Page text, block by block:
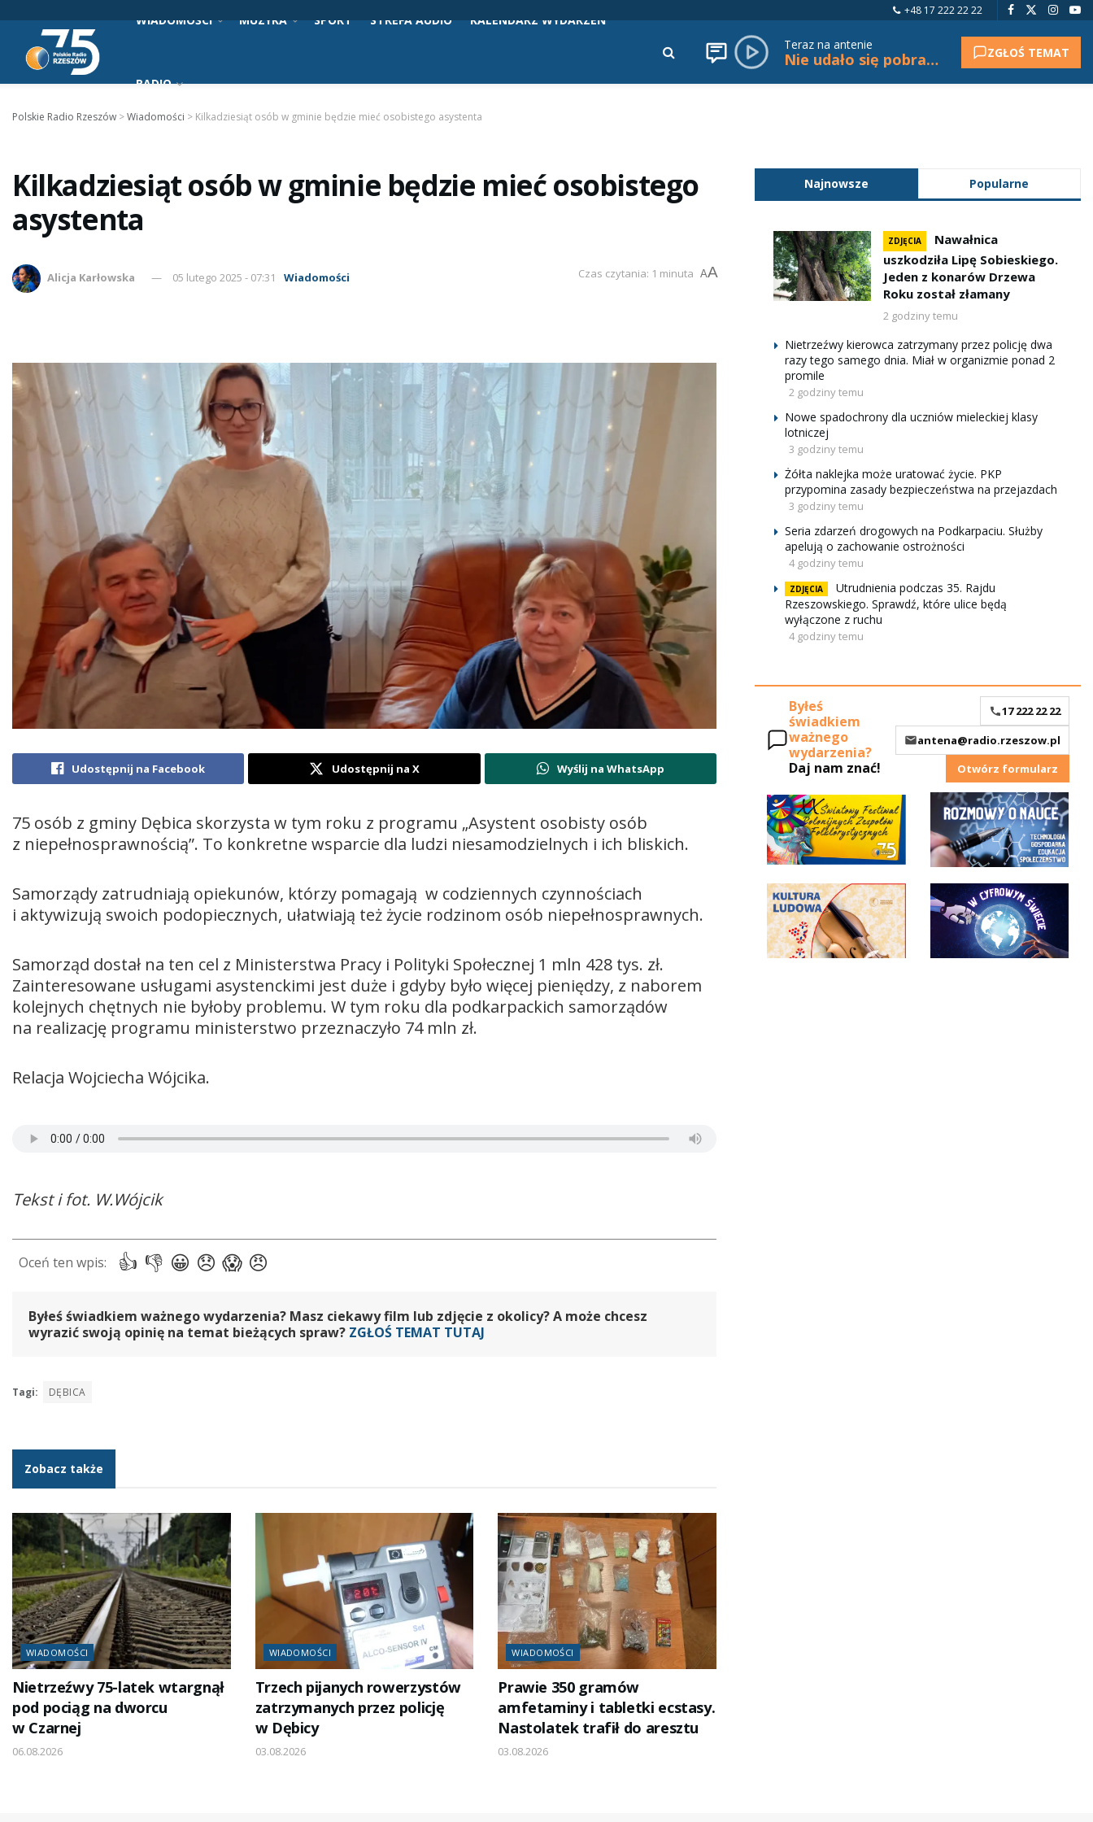
+48 17 222 22 22
WIADOMOŚCI MUZYKA SPORT STREFA AUDIO KALENDARZ WYDARZEŃ
RADIO
Teraz na antenie
Nie udało się pobrać tytułu. ZGŁOŚ TEMAT
Polskie Radio Rzeszów >Wiadomości > Kilkadziesiąt osób w gminie będzie mieć osobistego asystenta
Kilkadziesiąt osób w gminie będzie mieć osobistego
asystenta
Alicja Karłowska 05 lutego 2025 - 07:31 Wiadomości Czas czytania: 1 minuta AA
Udostępnij na Facebook Udostępnij na X Wyślij na WhatsApp
75 osób z gminy Dębica skorzysta w tym roku z programu „Asystent osobisty osób
z niepełnosprawnością”. To konkretne wsparcie dla ludzi niesamodzielnych i ich bliskich.
Samorządy zatrudniają opiekunów, którzy pomagają w codziennych czynnościach
i aktywizują swoich podopiecznych, ułatwiają też życie rodzinom osób niepełnosprawnych.
Samorząd dostał na ten cel z Ministerstwa Pracy i Polityki Społecznej 1 mln 428 tys. zł.
Zainteresowane usługami asystenckimi jest duże i gdyby było więcej pieniędzy, z naborem
kolejnych chętnych nie byłoby problemu. W tym roku dla podkarpackich samorządów
na realizację programu ministerstwo przeznaczyło 74 mln zł.
Relacja Wojciecha Wójcika.
Tekst i fot. W.Wójcik
Byłeś świadkiem ważnego wydarzenia? Masz ciekawy film lub zdjęcie z okolicy? A może chcesz
wyrazić swoją opinię na temat bieżących spraw? ZGŁOŚ TEMAT TUTAJ
Tagi: DĘBICA
Zobacz także
WIADOMOŚCI
Nietrzeźwy 75-latek wtargnął
pod pociąg na dworcu
w Czarnej
06.08.2026
WIADOMOŚCI
Trzech pijanych rowerzystów
zatrzymanych przez policję
w Dębicy
03.08.2026
WIADOMOŚCI
Prawie 350 gramów
amfetaminy i tabletki ecstasy.
Nastolatek trafił do aresztu
03.08.2026
Najnowsze Popularne
ZDJĘCIA
Nawałnica
uszkodziła Lipę Sobieskiego.
Jeden z konarów Drzewa
Roku został złamany
2 godziny temu
Nietrzeźwy kierowca zatrzymany przez policję dwa
razy tego samego dnia. Miał w organizmie ponad 2
promile
2 godziny temu
Nowe spadochrony dla uczniów mieleckiej klasy
lotniczej
3 godziny temu
Żółta naklejka może uratować życie. PKP
przypomina zasady bezpieczeństwa na przejazdach
3 godziny temu
Seria zdarzeń drogowych na Podkarpaciu. Służby
apelują o zachowanie ostrożności
4 godziny temu
ZDJĘCIA
Utrudnienia podczas 35. Rajdu
Rzeszowskiego. Sprawdź, które ulice będą
wyłączone z ruchu
4 godziny temu
Byłeś
świadkiem
ważnego
wydarzenia?
Daj nam znać!
17 222 22 22
antena@radio.rzeszow.pl
Otwórz formularz